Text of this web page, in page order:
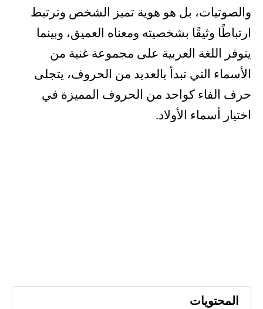
والصوتيات، بل هو هوية تميز الشخص وترتبط
ارتباطًا وثيقًا بشخصيته ومعناه العميق، وبينما
يتوفر اللغة العربية على مجموعة غنية من
الأسماء التي تبدأ بالعديد من الحروف، يتجلى
حرف الفاء كواحد من الحروف المميزة في
اختيار أسماء الأولاد.
المحتويات